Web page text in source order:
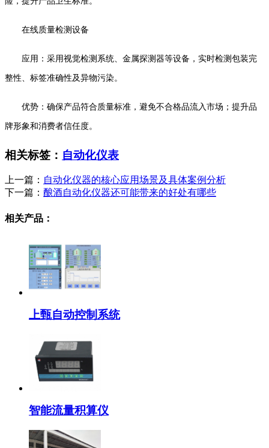
在线质量检测设备
应用：采用视觉检测系统、金属探测器等设备，实时检测包装完
整性、标签准确性及异物污染。
优势：确保产品符合质量标准，避免不合格品流入市场；提升品
牌形象和消费者信任度。
相关标签： 自动化仪表
上一篇： 自动化仪器的核心应用场景及具体案例分析
下一篇： 酿酒自动化仪器还可能带来的好处有哪些
相关产品：
上甄自动控制系统
智能流量积算仪